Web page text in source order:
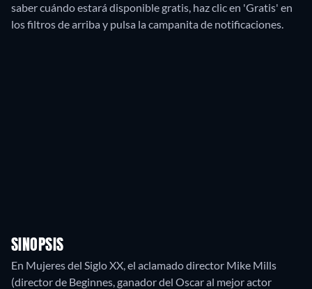
saber cuándo estará disponible gratis, haz clic en 'Gratis' en
los filtros de arriba y pulsa la campanita de notificaciones.
SINOPSIS
En Mujeres del Siglo XX, el aclamado director Mike Mills
(director de Beginnes, ganador del Oscar al mejor actor